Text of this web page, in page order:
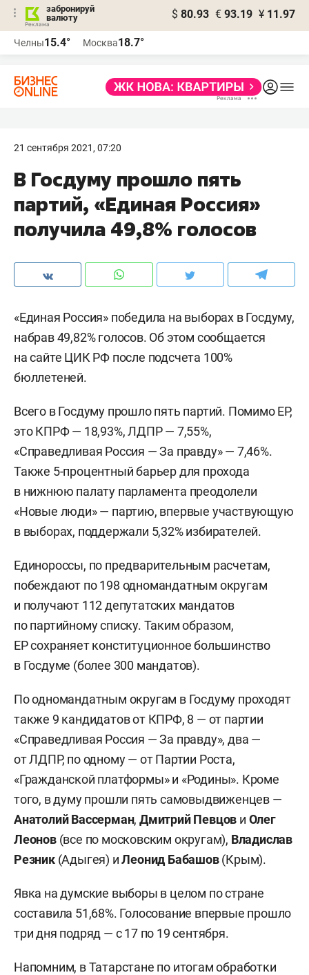
забронируй
валюту
$ 80.93 € 93.19 ¥ 11.97
Челны15.4° Москва18.7°
21 сентября 2021, 07:20
В Госдуму прошло пять
партий, «Единая Россия»
получила 49,8% голосов
«Единая Россия» победила на выборах в Госдуму,
набрав 49,82% голосов. Об этом сообщается
на сайте ЦИК РФ после подсчета 100%
бюллетеней.
Всего в Госдуму прошло пять партий. Помимо ЕР,
это КПРФ — 18,93%, ЛДПР — 7,55%,
«Справедливая Россия — За правду» — 7,46%.
Также 5-процентный барьер для прохода
в нижнюю палату парламента преодолели
«Новые люди» — партию, впервые участвующую
в выборах, поддержали 5,32% избирателей.
Единороссы, по предварительным расчетам,
побеждают по 198 одномандатным округам
и получают 112 депутатских мандатов
по партийному списку. Таким образом,
ЕР сохраняет конституционное большинство
в Госдуме (более 300 мандатов).
По одномандатным округам в Госдуму проходят
также 9 кандидатов от КПРФ, 8 — от партии
«Справедливая Россия — За правду», два —
от ЛДПР, по одному — от Партии Роста,
«Гражданской платформы» и «Родины». Кроме
того, в думу прошли пять самовыдвиженцев —
Анатолий Вассерман,Дмитрий Певцов и Олег
Леонов(все по московским округам), Владислав
Резник(Адыгея) иЛеонид Бабашов(Крым).
Явка на думские выборы в целом по стране
составила 51,68%. Голосование впервые прошло
три дня подряд — с 17 по 19 сентября.
Напомним, в Татарстане по итогам обработки